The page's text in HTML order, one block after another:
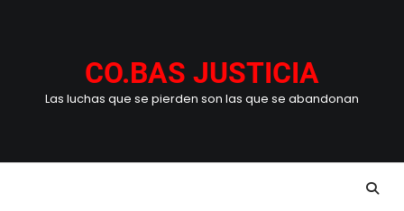
CO.BAS JUSTICIA
Las luchas que se pierden son las que se abandonan